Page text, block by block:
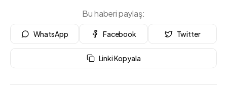
Bu haberi paylaş:
WhatsApp Facebook Twitter
Linki Kopyala